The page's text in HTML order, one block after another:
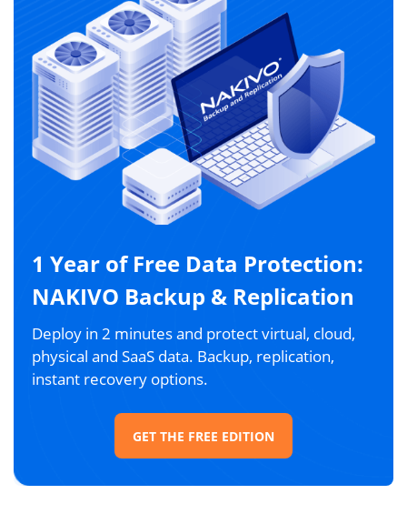
1 Year of Free Data Protection:
NAKIVO Backup & Replication
Deploy in 2 minutes and protect virtual, cloud,
physical and SaaS data. Backup, replication,
instant recovery options.
GET THE FREE EDITION